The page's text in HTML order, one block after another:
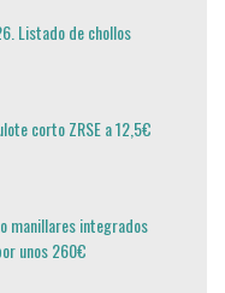
Listado de chollos
corto ZRSE a 12,5€
manillares integrados
unos 260€